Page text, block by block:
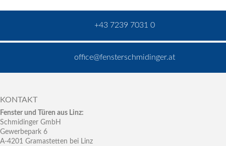
+43 7239 7031 0
office@fensterschmidinger.at
KONTAKT
Fenster und Türen aus Linz:
Schmidinger GmbH
Gewerbepark 6
A-4201 Gramastetten bei Linz